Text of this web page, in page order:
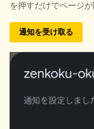
を押すだけでページ
通知を受け取る